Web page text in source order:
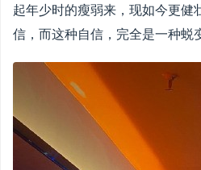
起年少时的瘦弱来，现如今更健
信，而这种自信，完全是一种蜕